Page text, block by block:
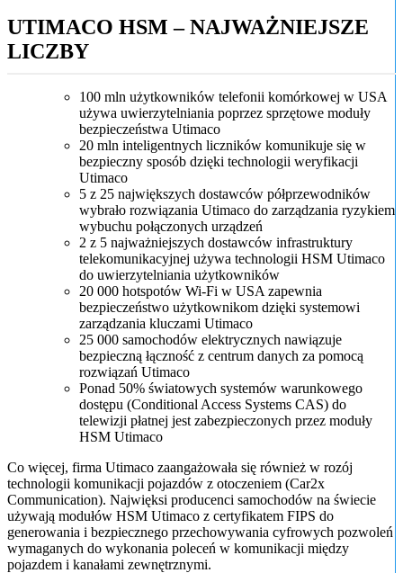
UTIMACO HSM – NAJWAŻNIEJSZE
LICZBY
100 mln użytkowników telefonii komórkowej w USA
używa uwierzytelniania poprzez sprzętowe moduły
bezpieczeństwa Utimaco
20 mln inteligentnych liczników komunikuje się w
bezpieczny sposób dzięki technologii weryfikacji
Utimaco
5 z 25 największych dostawców półprzewodników
wybrało rozwiązania Utimaco do zarządzania ryzykiem
wybuchu połączonych urządzeń
2 z 5 najważniejszych dostawców infrastruktury
telekomunikacyjnej używa technologii HSM Utimaco
do uwierzytelniania użytkowników
20 000 hotspotów Wi-Fi w USA zapewnia
bezpieczeństwo użytkownikom dzięki systemowi
zarządzania kluczami Utimaco
25 000 samochodów elektrycznych nawiązuje
bezpieczną łączność z centrum danych za pomocą
rozwiązań Utimaco
Ponad 50% światowych systemów warunkowego
dostępu (Conditional Access Systems CAS) do
telewizji płatnej jest zabezpieczonych przez moduły
HSM Utimaco
Co więcej, firma Utimaco zaangażowała się również w rozój
technologii komunikacji pojazdów z otoczeniem (Car2x
Communication). Najwięksi producenci samochodów na świecie
używają modułów HSM Utimaco z certyfikatem FIPS do
generowania i bezpiecznego przechowywania cyfrowych pozwoleń
wymaganych do wykonania poleceń w komunikacji między
pojazdem i kanałami zewnętrznymi.